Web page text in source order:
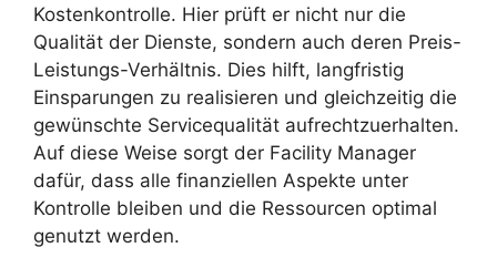
Kostenkontrolle. Hier prüft er nicht nur die
Qualität der Dienste, sondern auch deren Preis-
Leistungs-Verhältnis. Dies hilft, langfristig
Einsparungen zu realisieren und gleichzeitig die
gewünschte Servicequalität aufrechtzuerhalten.
Auf diese Weise sorgt der Facility Manager
dafür, dass alle finanziellen Aspekte unter
Kontrolle bleiben und die Ressourcen optimal
genutzt werden.